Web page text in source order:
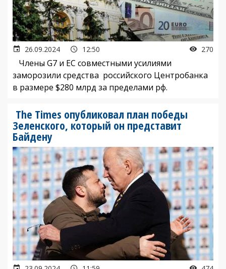
26.09.2024 12:50 270
Члены G7 и ЕС совместными усилиями
заморозили средства российского Центробанка
в размере $280 млрд за пределами рф.
The Times опубликовал план победы
Зеленского, который он представит
Байдену